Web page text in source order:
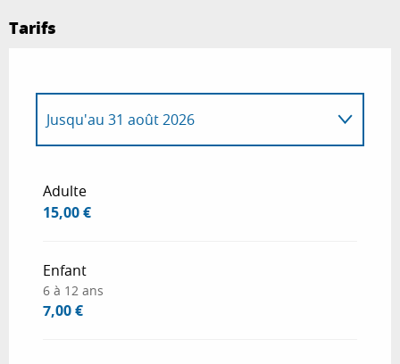
Tarifs
Jusqu'au 31 août 2026
Du1 septembre 2026
Du1 octobre 2026
Adulte
15,00 €
Enfant
6 à 12 ans
7,00 €